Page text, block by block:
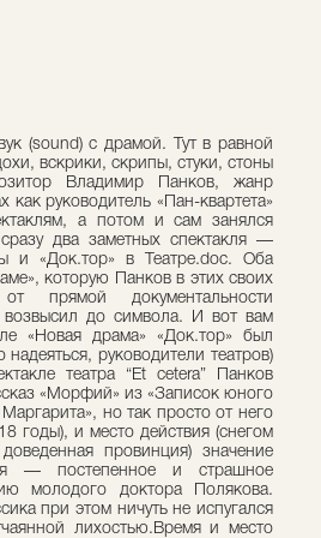
(sound) с драмой. Тут в равной
вскрики, скрипы, стуки, стоны
Владимир Панков, жанр
руководитель «Пан-квартета»
а потом и сам занялся
два заметных спектакля —
и «Док.тор» в Театре.doc. Оба
которую Панков в этих своих
прямой документальности
до символа. И вот вам
«Новая драма» «Док.тор» был
руководители театров)
театра “Et cetera” Панков
«Морфий» из «Записок юного
но так просто от него
годы), и место действия (снегом
провинция) значение
— постепенное и страшное
молодого доктора Полякова.
при этом ничуть не испугался
лихостью.Время и место